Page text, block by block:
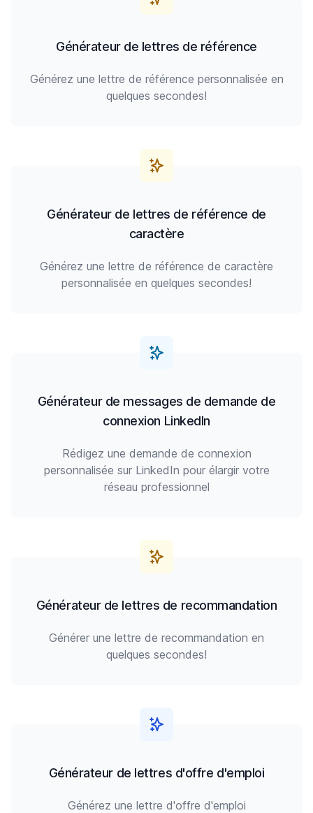
Générateur de lettres de référence
Générez une lettre de référence personnalisée en
quelques secondes!
Générateur de lettres de référence de
caractère
Générez une lettre de référence de caractère
personnalisée en quelques secondes!
Générateur de messages de demande de
connexion LinkedIn
Rédigez une demande de connexion
personnalisée sur LinkedIn pour élargir votre
réseau professionnel
Générateur de lettres de recommandation
Générer une lettre de recommandation en
quelques secondes!
Générateur de lettres d'offre d'emploi
Générez une lettre d'offre d'emploi